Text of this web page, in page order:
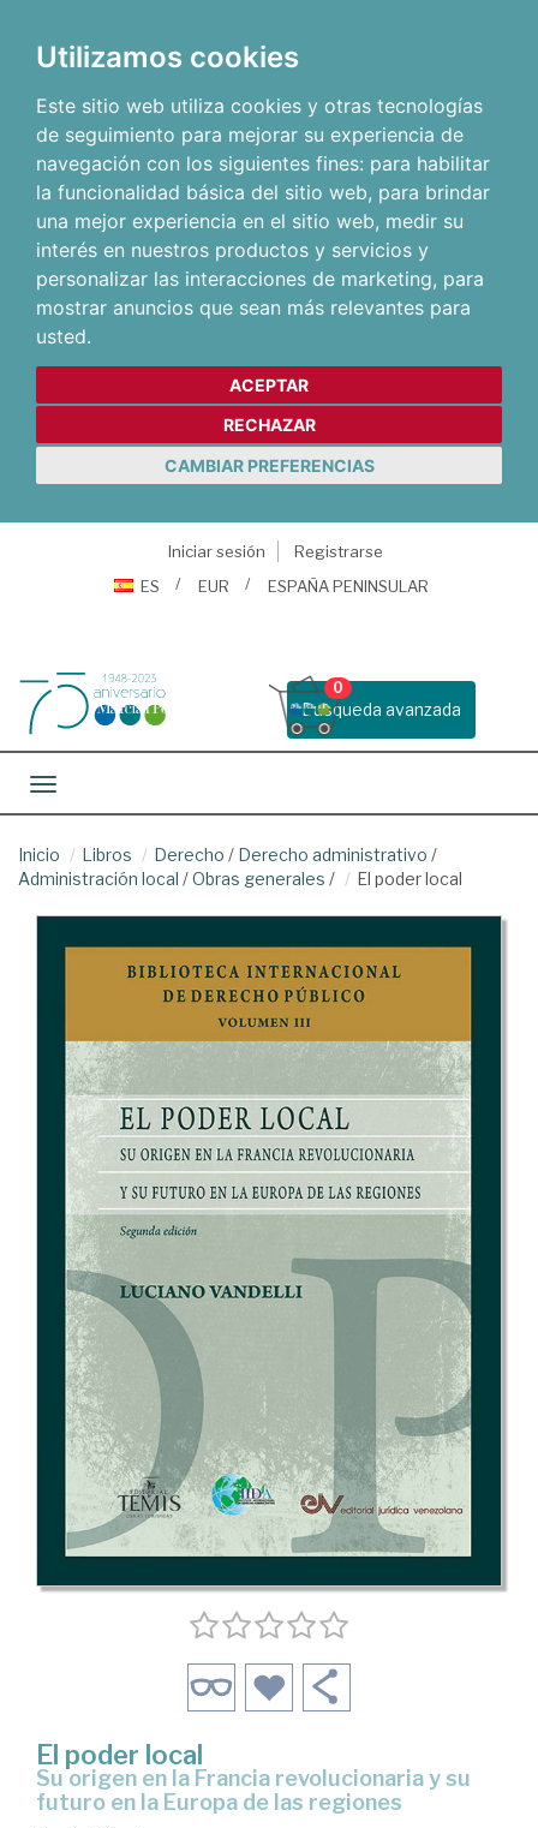
Utilizamos cookies
Este sitio web utiliza cookies y otras tecnologías
de seguimiento para mejorar su experiencia de
navegación con los siguientes fines: para habilitar
la funcionalidad básica del sitio web, para brindar
una mejor experiencia en el sitio web, medir su
interés en nuestros productos y servicios y
personalizar las interacciones de marketing, para
mostrar anuncios que sean más relevantes para
usted.
ACEPTAR
RECHAZAR
CAMBIAR PREFERENCIAS
Iniciar sesión
Registrarse
ES
EUR ESPAÑA PENINSULAR
Busqueda avanzada
0
Toggle navigation
Inicio Libros Derecho / Derecho administrativo /
Administración local /Obras generales / El poder local
El poder local
su origen en la Francia revolucionaria y su
futuro en la Europa de las regiones